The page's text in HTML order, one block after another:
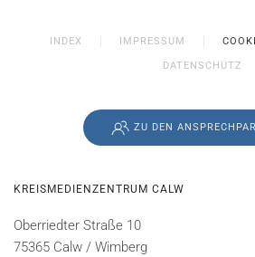
INDEX IMPRESSUM
DATENSCHUTZ
ZU DEN
KREISMEDIENZENTRUM CALW
Oberriedter Straße 10
75365 Calw / Wimberg